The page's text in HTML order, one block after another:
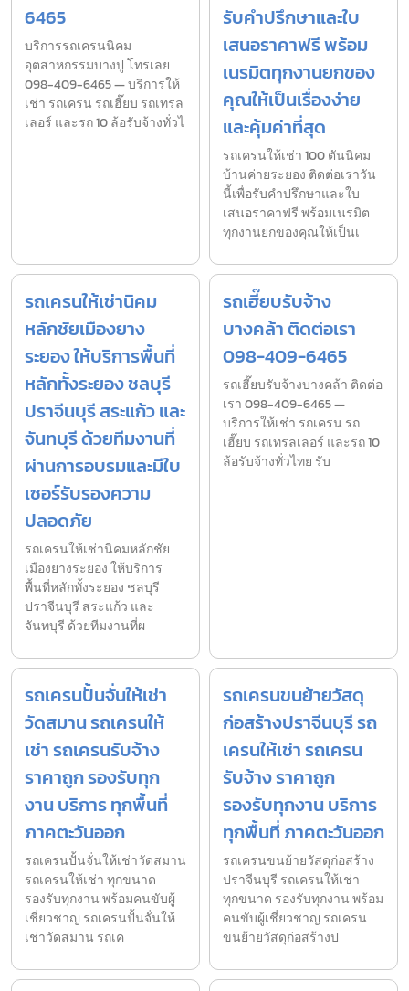
6465
บริการรถเครนนิคม
อุตสาหกรรมบางปู โทรเลย
098-409-6465 — บริการให้
เช่า รถเครน รถเฮี๊ยบ รถเทรล
เลอร์ และรถ 10 ล้อรับจ้างทั่วไ
รับคำปรึกษาและใบ
เสนอราคาฟรี พร้อม
เนรมิตทุกงานยกของ
คุณให้เป็นเรื่องง่าย
และคุ้มค่าที่สุด
รถเครนให้เช่า 100 ตันนิคม
บ้านค่ายระยอง ติดต่อเราวัน
นี้เพื่อรับคำปรึกษาและใบ
เสนอราคาฟรี พร้อมเนรมิต
ทุกงานยกของคุณให้เป็นเ
รถเครนให้เช่านิคม
หลักชัยเมืองยาง
ระยอง ให้บริการพื้นที่
หลักทั้งระยอง ชลบุรี
ปราจีนบุรี สระแก้ว และ
จันทบุรี ด้วยทีมงานที่
ผ่านการอบรมและมีใบ
เซอร์รับรองความ
ปลอดภัย
รถเครนให้เช่านิคมหลักชัย
เมืองยางระยอง ให้บริการ
พื้นที่หลักทั้งระยอง ชลบุรี
ปราจีนบุรี สระแก้ว และ
จันทบุรี ด้วยทีมงานที่ผ
รถเฮี๊ยบรับจ้าง
บางคล้า ติดต่อเรา
098-409-6465
รถเฮี๊ยบรับจ้างบางคล้า ติดต่อ
เรา 098-409-6465 —
บริการให้เช่า รถเครน รถ
เฮี๊ยบ รถเทรลเลอร์ และรถ 10
ล้อรับจ้างทั่วไทย รับ
รถเครนปั้นจั่นให้เช่า
วัดสมาน รถเครนให้
เช่า รถเครนรับจ้าง
ราคาถูก รองรับทุก
งาน บริการ ทุกพื้นที่
ภาคตะวันออก
รถเครนปั้นจั่นให้เช่าวัดสมาน
รถเครนให้เช่า ทุกขนาด
รองรับทุกงาน พร้อมคนขับผู้
เชี่ยวชาญ รถเครนปั้นจั่นให้
เช่าวัดสมาน รถเค
รถเครนขนย้ายวัสดุ
ก่อสร้างปราจีนบุรี รถ
เครนให้เช่า รถเครน
รับจ้าง ราคาถูก
รองรับทุกงาน บริการ
ทุกพื้นที่ ภาคตะวันออก
รถเครนขนย้ายวัสดุก่อสร้าง
ปราจีนบุรี รถเครนให้เช่า
ทุกขนาด รองรับทุกงาน พร้อม
คนขับผู้เชี่ยวชาญ รถเครน
ขนย้ายวัสดุก่อสร้างป